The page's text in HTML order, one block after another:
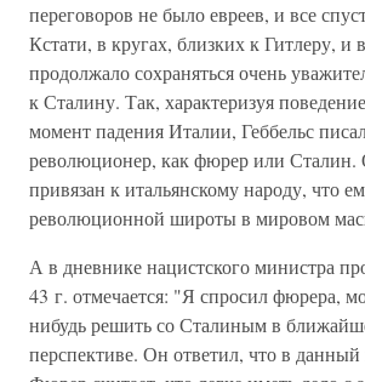
переговоров не было евреев, и все
Кстати, в кругах, близких к Гитлеру, и
продолжало сохраняться очень
к Сталину. Так, характеризуя
момент падения Италии, Геббельс
революционер, как фюрер или Сталин.
привязан к итальянскому народу, что
революционной широты в мировом
А в дневнике нацистского министра
43 г. отмечается: "Я спросил фюрера,
нибудь решить со Сталиным в
перспективе. Он ответил, что в